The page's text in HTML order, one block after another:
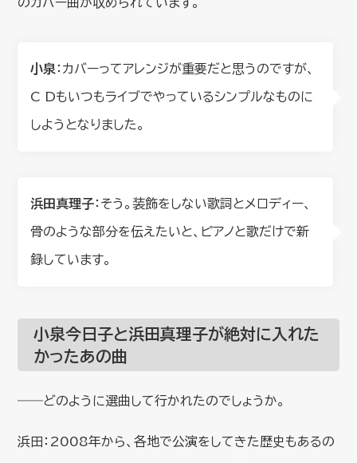
のカバー曲が収められています。
小泉 ：カバーってアレンジが重要だと思うのですが、
C Dもいつもライブでやっているシンプルなものに
しようとなりました。
浜田真理子：そう。装飾をしない歌詞とメロディー、
骨のような部分を伝えたいと、ピアノと歌だけで新
録しています。
小泉今日子と浜田真理子が絶対に入れた
かったあの曲
――どのように選曲して行かれたのでしょうか。
浜田：2008年から、各地で公演をしてきた歴史もあるの